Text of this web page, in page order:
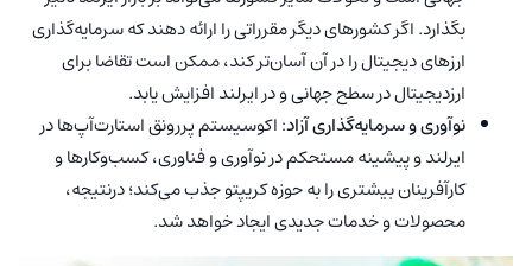
بگذارد. اگر کشورهای دیگر مقرراتی را ارائه دهند که سرمایه‌گذاری
ارزهای دیجیتال را در آن آسان‌تر کند، ممکن است تقاضا برای
ارزدیجیتال در سطح جهانی و در ایرلند افزایش یابد.
نوآوری و سرمایه‌گذاری آزاد: اکوسیستم پررونق استارت‌آپ‌ها در
ایرلند و پیشینه مستحکم در نوآوری و فناوری، کسب‌وکارها و
کارآفرینان بیشتری را به حوزه کریپتو جذب می‌کند؛ درنتیجه،
محصولات و خدمات جدیدی ایجاد خواهد شد.